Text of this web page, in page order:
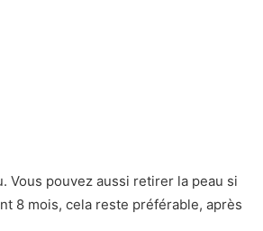
Vous pouvez aussi retirer la peau si
8 mois, cela reste préférable, après